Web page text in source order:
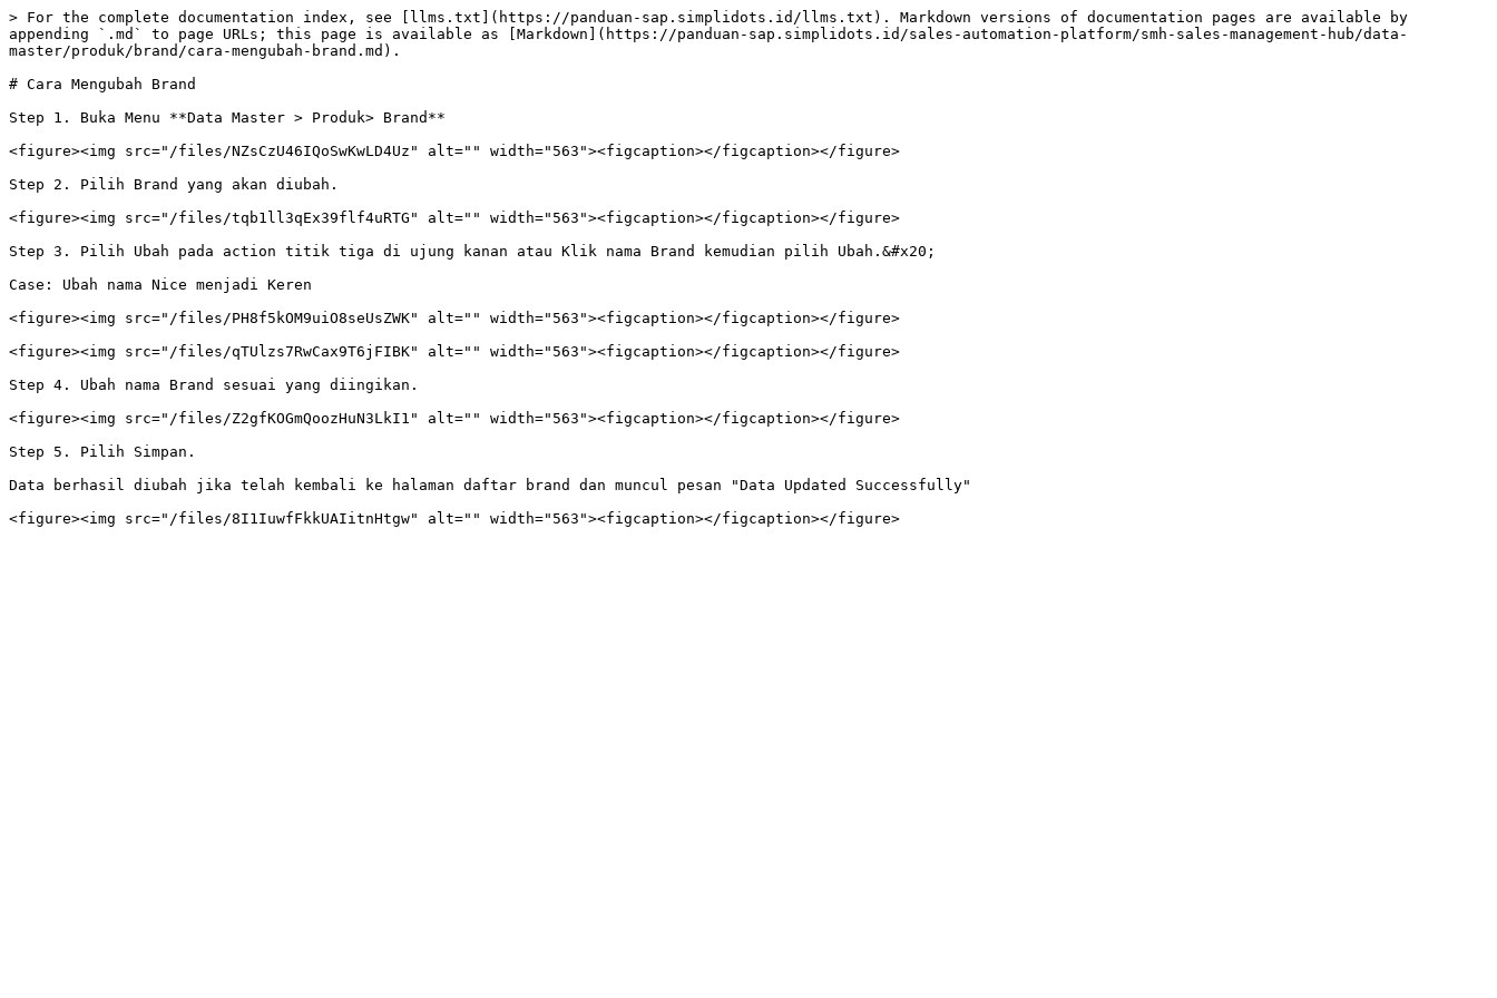
> For the complete documentation index, see [llms.txt](https://panduan-sap.simplidots.id/llms.txt). Markdown versions of documentation pages are available by
appending `.md` to page URLs; this page is available as [Markdown](https://panduan-sap.simplidots.id/sales-automation-platform/smh-sales-management-hub/data-
master/produk/brand/cara-mengubah-brand.md).
# Cara Mengubah Brand
Step 1. Buka Menu **Data Master > Produk> Brand**
<figure><img src="/files/NZsCzU46IQoSwKwLD4Uz" alt="" width="563"><figcaption></figcaption></figure>
Step 2. Pilih Brand yang akan diubah.
<figure><img src="/files/tqb1ll3qEx39flf4uRTG" alt="" width="563"><figcaption></figcaption></figure>
Step 3. Pilih Ubah pada action titik tiga di ujung kanan atau Klik nama Brand kemudian pilih Ubah.&#x20;
Case: Ubah nama Nice menjadi Keren
<figure><img src="/files/PH8f5kOM9uiO8seUsZWK" alt="" width="563"><figcaption></figcaption></figure>
<figure><img src="/files/qTUlzs7RwCax9T6jFIBK" alt="" width="563"><figcaption></figcaption></figure>
Step 4. Ubah nama Brand sesuai yang diingikan.
<figure><img src="/files/Z2gfKOGmQoozHuN3LkI1" alt="" width="563"><figcaption></figcaption></figure>
Step 5. Pilih Simpan.
Data berhasil diubah jika telah kembali ke halaman daftar brand dan muncul pesan "Data Updated Successfully"